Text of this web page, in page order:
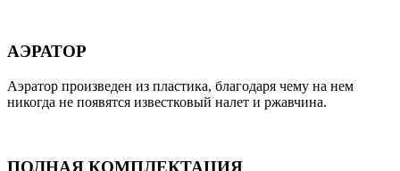
АЭРАТОР
Аэратор произведен из пластика, благодаря чему на нем
никогда не появятся известковый налет и ржавчина.
ПОЛНАЯ КОМПЛЕКТАЦИЯ